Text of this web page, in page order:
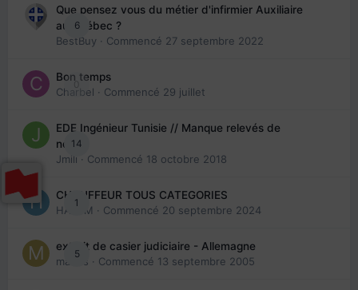
6
Que pensez vous du métier d'infirmier Auxiliaire
au Québec ?
BestBuy · Commencé 27 septembre 2022
0
Bon temps
Charbel · Commencé 29 juillet
14
EDE Ingénieur Tunisie // Manque relevés de
note
Jmili · Commencé 18 octobre 2018
1
CHAUFFEUR TOUS CATEGORIES
HAZEM · Commencé 20 septembre 2024
5
extrait de casier judiciaire - Allemagne
maries · Commencé 13 septembre 2005